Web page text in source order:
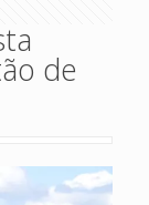
de